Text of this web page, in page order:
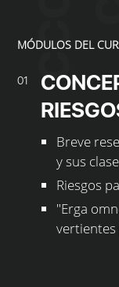
MÓDULOS DEL
01
Breve
y sus
Riesgos
"Erga